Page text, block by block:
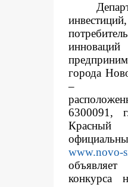
инвестиций,
города
–
6300091,
Красный
www.novo-
конкурса